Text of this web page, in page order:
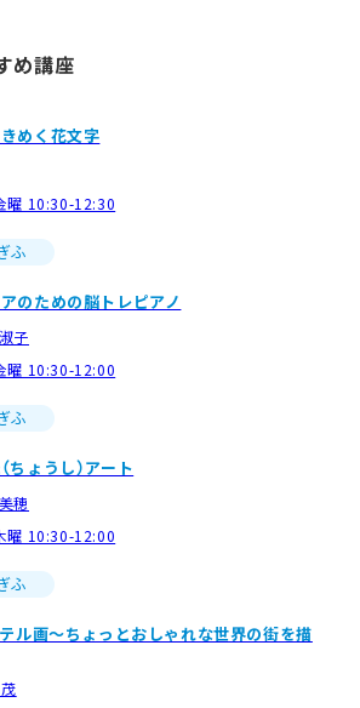
め講座
めく花文字
曜 10:30-12:30
ふ
のための脳トレピアノ
子
曜 10:30-12:00
ふ
ちょうし）アート
穂
曜 10:30-12:00
ふ
ル画～ちょっとおしゃれな世界の街を描